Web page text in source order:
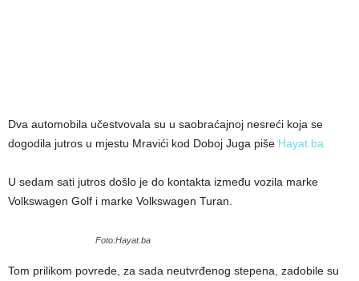
Dva automobila učestvovala su u saobraćajnoj nesreći koja se
dogodila jutros u mjestu Mravići kod Doboj Juga piše Hayat.ba
U sedam sati jutros došlo je do kontakta između vozila marke
Volkswagen Golf i marke Volkswagen Turan.
Foto:Hayat.ba
Tom prilikom povrede, za sada neutvrđenog stepena, zadobile su